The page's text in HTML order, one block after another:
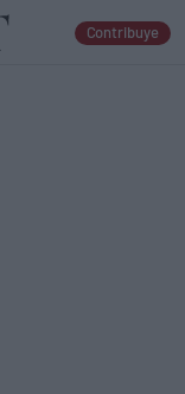
Contribuye